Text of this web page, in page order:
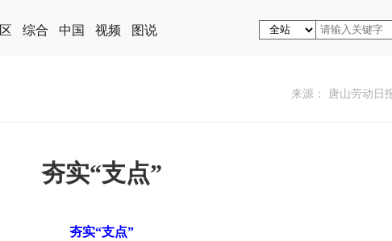
综合 中国 视频 图说
来源： 唐山劳动日
夯实“支点”
夯实“支点”